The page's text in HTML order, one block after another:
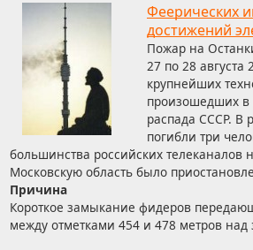
Феерических
достижений
Пожар на
27 по 28
крупнейших
произошедших в
распада СССР. В
погибли три
большинства российских телеканалов
Московскую область было
Причина
Короткое замыкание фидеров
между отметками 454 и 478 метров над